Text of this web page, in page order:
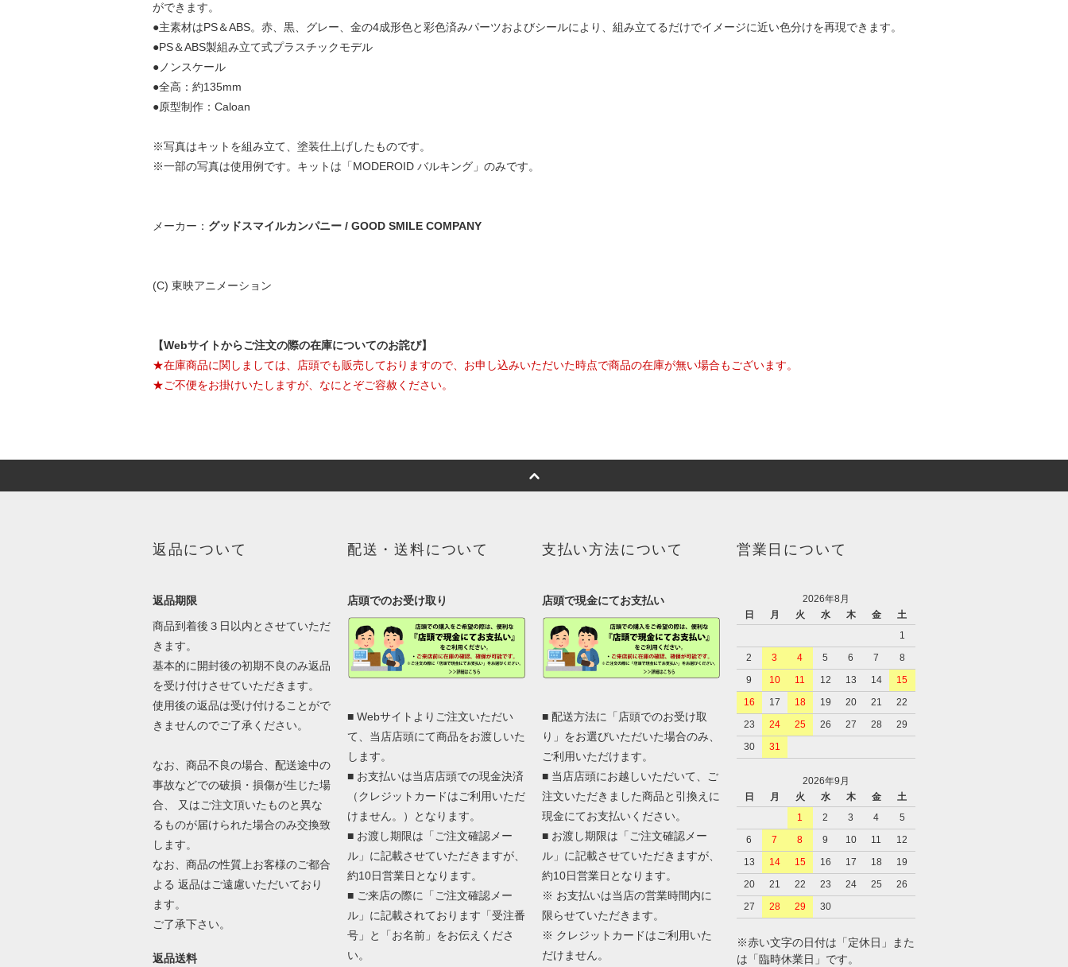
ができます。
●主素材はPS＆ABS。赤、黒、グレー、金の4成形色と彩色済みパーツおよびシールにより、組み立てるだけでイメージに近い色分けを再現できます。
●PS＆ABS製組み立て式プラスチックモデル
●ノンスケール
●全高：約135mm
●原型制作：Caloan
※写真はキットを組み立て、塗装仕上げしたものです。
※一部の写真は使用例です。キットは「MODEROID バルキング」のみです。
メーカー： グッドスマイルカンパニー / GOOD SMILE COMPANY
(C) 東映アニメーション
【Webサイトからご注文の際の在庫についてのお詫び】
★在庫商品に関しましては、店頭でも販売しておりますので、お申し込みいただいた時点で商品の在庫が無い場合もございます。
★ご不便をお掛けいたしますが、なにとぞご容赦ください。
返品について
返品期限
商品到着後３日以内とさせていただ
きます。
基本的に開封後の初期不良のみ返品
を受け付けさせていただきます。
使用後の返品は受け付けることがで
きませんのでご了承ください。
なお、商品不良の場合、配送途中の
事故などでの破損・損傷が生じた場
合、 又はご注文頂いたものと異な
るものが届けられた場合のみ交換致
します。
なお、商品の性質上お客様のご都合
よる 返品はご遠慮いただいており
ます。
ご了承下さい。
返品送料
配送・送料について
店頭でのお受け取り
■ Webサイトよりご注文いただい
て、当店店頭にて商品をお渡しいた
します。
■ お支払いは当店店頭での現金決済
（クレジットカードはご利用いただ
けません。）となります。
■ お渡し期限は「ご注文確認メー
ル」に記載させていただきますが、
約10日営業日となります。
■ ご来店の際に「ご注文確認メー
ル」に記載されております「受注番
号」と「お名前」をお伝えくださ
い。
支払い方法について
店頭で現金にてお支払い
■ 配送方法に「店頭でのお受け取
り」をお選びいただいた場合のみ、
ご利用いただけます。
■ 当店店頭にお越しいただいて、ご
注文いただきました商品と引換えに
現金にてお支払いください。
■ お渡し期限は「ご注文確認メー
ル」に記載させていただきますが、
約10日営業日となります。
※ お支払いは当店の営業時間内に
限らせていただきます。
※ クレジットカードはご利用いた
だけません。
営業日について
2026年8月
日
月 火 水 木 金
土
1
2
3 4 5 6 7
8
9
10 11 12 13 14
15
16
17 18 19 20 21
22
23
24 25 26 27 28
29
30
31
2026年9月
日
月 火 水 木 金
土
1
2 3 4
5
6
7 8 9 10 11
12
13
14 15 16 17 18
19
20
21 22 23 24 25
26
27
28 29 30
※赤い文字の日付は「定休日」また
は「臨時休業日」です。